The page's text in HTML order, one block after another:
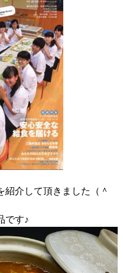
介して頂きました（＾
です♪